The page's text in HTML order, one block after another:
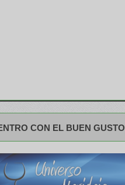
CON EL BUEN GUSTO